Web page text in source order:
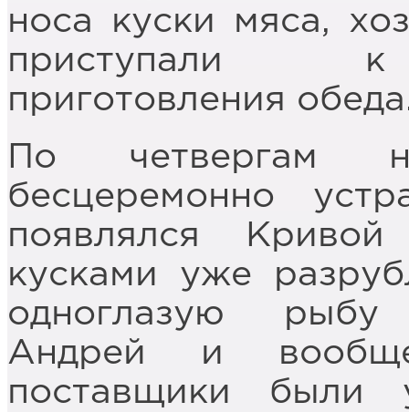
носа куски мяса,
приступали к
приготовления
По четвергам
бесцеремонно
появлялся
кусками уже
одноглазую рыбу
Андрей и
поставщики были